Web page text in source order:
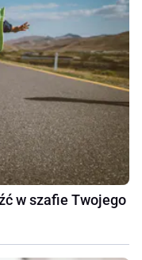
w szafie Twojego